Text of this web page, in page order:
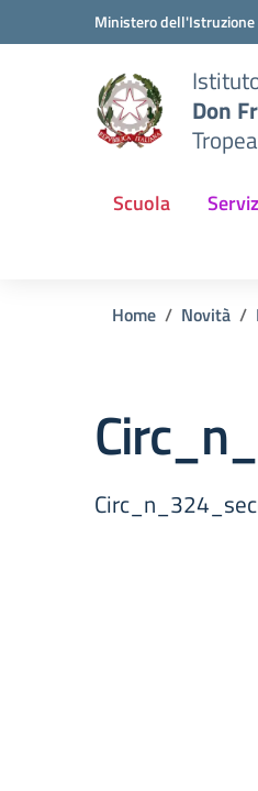
Vai ai contenuti
Vai al menu di navigazione
Ministero
Don
Scuola
Home Novità